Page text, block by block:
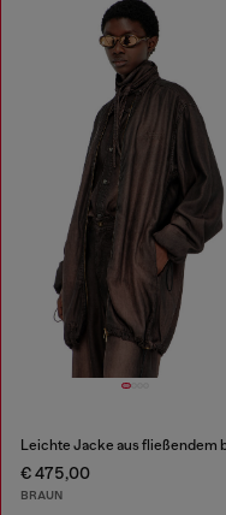
€ 475,00
BRAUN